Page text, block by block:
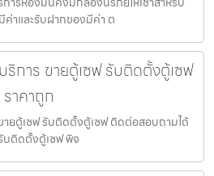
ค่าและรับฝากของมีค่า ต
การ ขายตู้เซฟ รับติดตั้งตู้เซฟ
าคาถูก
ยตู้เซฟ รับติดตั้งตู้เซฟ ติดต่อสอบถามได้
บติดตั้งตู้เซฟ พิจ